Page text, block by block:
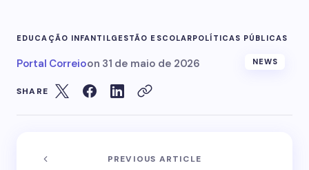
EDUCAÇÃO INFANTILGESTÃO ESCOLARPOLÍTICAS PÚBLICAS
Portal Correioon 31 de maio de 2026 NEWS
SHARE
PREVIOUS ARTICLE